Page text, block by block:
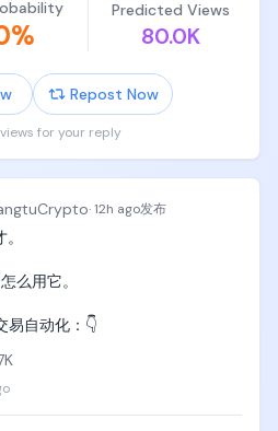
景，人、坡墙、顶端抓绳同框。
表面淌着水，反着光。
墙，跑了三步鞋底打滑往下溜了
体双手扒住墙面，指尖抠住表面
，右手抓到顶端垂下的抓绳，双
端。
，额头挤出横纹，大口喘气。
だけで登った！」（打滑的墙！
）
声、绳子绷紧声、全场掌声。
UI原型、游戏资产、产品图等直接
，细节不崩。
持风格与主体，支持模板与系列
2.0会有多厉害。
%
Predicted Views
80.0K
Repost Now
for your reply
·12h ago发布
么用它。
易自动化：👇